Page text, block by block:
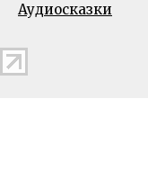
Аудиосказки